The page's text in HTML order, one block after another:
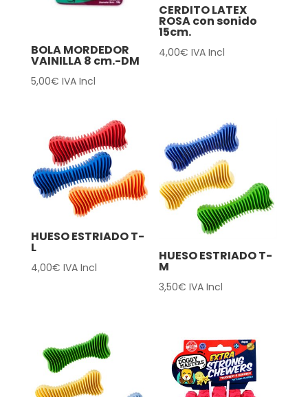
BOLA MORDEDOR
VAINILLA 8 cm.-DM
5,00€ IVA Incl
CERDITO LATEX
ROSA con sonido
15cm.
4,00€ IVA Incl
HUESO ESTRIADO T-
L
4,00€ IVA Incl
HUESO ESTRIADO T-
M
3,50€ IVA Incl